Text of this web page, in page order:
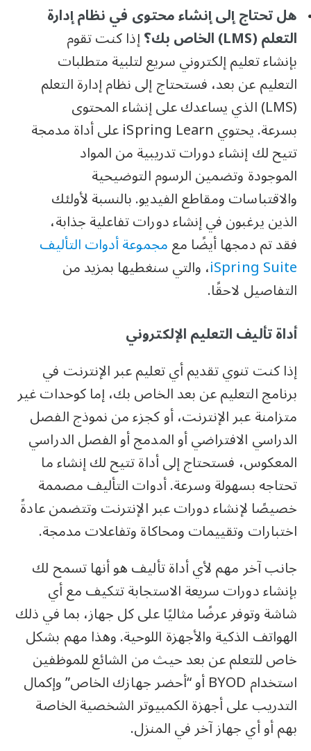
هل تحتاج إلى إنشاء محتوى في نظام إدارة
التعلم (LMS) الخاص بك؟ إذا كنت تقوم
بإنشاء تعليم إلكتروني سريع لتلبية متطلبات
التعليم عن بعد، فستحتاج إلى نظام إدارة التعلم
(LMS) الذي يساعدك على إنشاء المحتوى
بسرعة. يحتوي iSpring Learn على أداة مدمجة
تتيح لك إنشاء دورات تدريبية من المواد
الموجودة وتضمين الرسوم التوضيحية
والاقتباسات ومقاطع الفيديو. بالنسبة لأولئك
الذين يرغبون في إنشاء دورات تفاعلية جذابة،
فقد تم دمجها أيضًا معمجموعة أدوات التأليف
iSpring Suite، والتي سنغطيها بمزيد من
التفاصيل لاحقًا.
أداة تأليف التعليم الإلكتروني
إذا كنت تنوي تقديم أي تعليم عبر الإنترنت في
برنامج التعليم عن بعد الخاص بك، إما كوحدات غير
متزامنة عبر الإنترنت، أو كجزء من نموذج الفصل
الدراسي الافتراضي أو المدمج أو الفصل الدراسي
المعكوس، فستحتاج إلى أداة تتيح لك إنشاء ما
تحتاجه بسهولة وسرعة. أدوات التأليف مصممة
خصيصًا لإنشاء دورات عبر الإنترنت وتتضمن عادةً
اختبارات وتقييمات ومحاكاة وتفاعلات مدمجة.
جانب آخر مهم لأي أداة تأليف هو أنها تسمح لك
بإنشاء دورات سريعة الاستجابة تتكيف مع أي
شاشة وتوفر عرضًا مثاليًا على كل جهاز، بما في ذلك
الهواتف الذكية والأجهزة اللوحية. وهذا مهم بشكل
خاص للتعلم عن بعد حيث من الشائع للموظفين
استخدام BYOD أو “أحضر جهازك الخاص” وإكمال
التدريب على أجهزة الكمبيوتر الشخصية الخاصة
بهم أو أي جهاز آخر في المنزل.